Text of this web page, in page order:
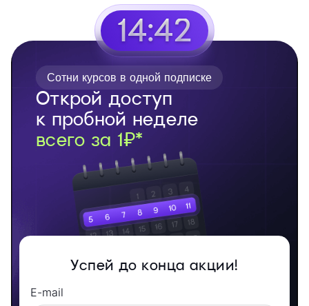
14:41
Открой доступ
к пробной неделе
всего за 1₽*
Сотни курсов в одной подписке
Успей до конца акции!
E-mail